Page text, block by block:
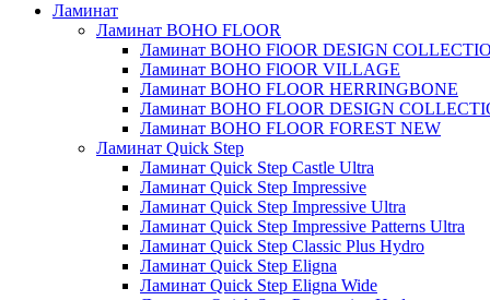
Ламинат
Ламинат BOHO FLOOR
Ламинат BOHO FlOOR DESIGN
Ламинат BOHO FlOOR VILLAGE
Ламинат BOHO FLOOR HERRINGBONE
Ламинат BOHO FLOOR DESIGN
Ламинат BOHO FLOOR FOREST NEW
Ламинат Quick Step
Ламинат Quick Step Castle Ultra
Ламинат Quick Step Impressive
Ламинат Quick Step Impressive Ultra
Ламинат Quick Step Impressive Patterns Ultra
Ламинат Quick Step Classic Plus Hydro
Ламинат Quick Step Eligna
Ламинат Quick Step Eligna Wide